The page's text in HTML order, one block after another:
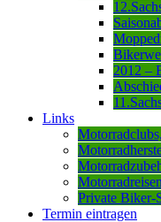
2012 –
Links
Private Biker-
Termin eintragen